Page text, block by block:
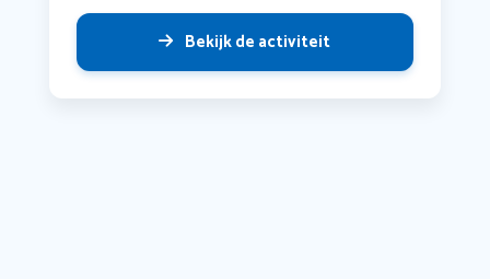
Bekijk de activiteit